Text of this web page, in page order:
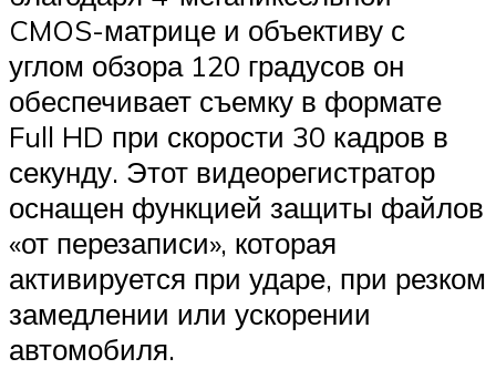
CMOS-матрице и объективу с
углом обзора 120 градусов он
обеспечивает съемку в формате
Full HD при скорости 30 кадров в
секунду. Этот видеорегистратор
оснащен функцией защиты файлов
«от перезаписи», которая
активируется при ударе, при резком
замедлении или ускорении
автомобиля.